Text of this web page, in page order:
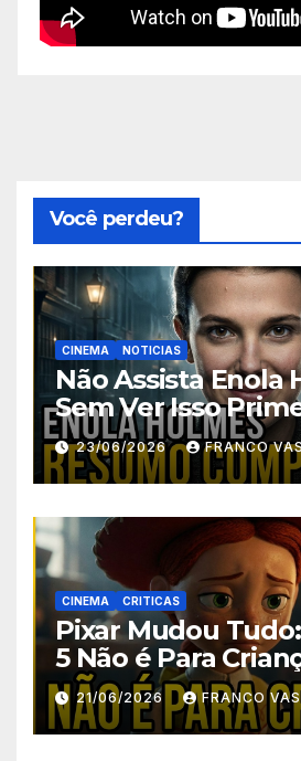
Você perdeu?
CINEMA NOTICIAS
Não Assista Enola
Sem Ver Isso
23/06/2026 FRANCO
CINEMA CRITICAS
Pixar Mudou
5 Não é Para
21/06/2026 FRANCO